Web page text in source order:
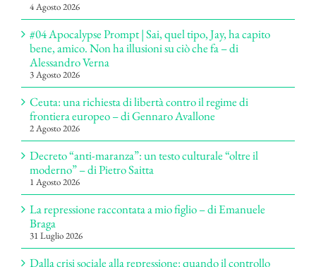
4 Agosto 2026
#04 Apocalypse Prompt | Sai, quel tipo, Jay, ha capito
bene, amico. Non ha illusioni su ciò che fa – di
Alessandro Verna
3 Agosto 2026
Ceuta: una richiesta di libertà contro il regime di
frontiera europeo – di Gennaro Avallone
2 Agosto 2026
Decreto “anti-maranza”: un testo culturale “oltre il
moderno” – di Pietro Saitta
1 Agosto 2026
La repressione raccontata a mio figlio – di Emanuele
Braga
31 Luglio 2026
Dalla crisi sociale alla repressione: quando il controllo